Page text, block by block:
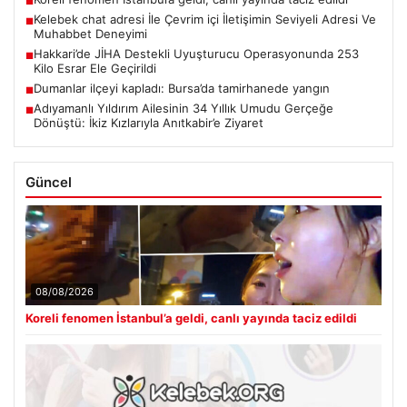
■Kelebek chat adresi İle Çevrim içi İletişimin Seviyeli Adresi Ve
Muhabbet Deneyimi
■Hakkari’de JİHA Destekli Uyuşturucu Operasyonunda 253
Kilo Esrar Ele Geçirildi
■Dumanlar ilçeyi kapladı: Bursa’da tamirhanede yangın
■Adıyamanlı Yıldırım Ailesinin 34 Yıllık Umudu Gerçeğe
Dönüştü: İkiz Kızlarıyla Anıtkabir’e Ziyaret
Güncel
08/08/2026
Koreli fenomen İstanbul’a geldi, canlı yayında taciz edildi